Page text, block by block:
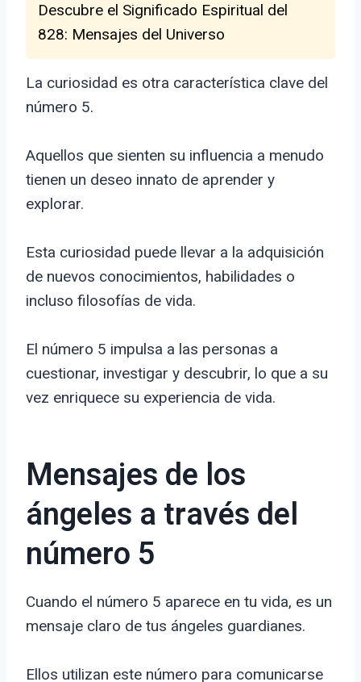
Descubre el Significado Espiritual del
828: Mensajes del Universo
La curiosidad es otra característica clave del
número 5.
Aquellos que sienten su influencia a menudo
tienen un deseo innato de aprender y
explorar.
Esta curiosidad puede llevar a la adquisición
de nuevos conocimientos, habilidades o
incluso filosofías de vida.
El número 5 impulsa a las personas a
cuestionar, investigar y descubrir, lo que a su
vez enriquece su experiencia de vida.
Mensajes de los
ángeles a través del
número 5
Cuando el número 5 aparece en tu vida, es un
mensaje claro de tus ángeles guardianes.
Ellos utilizan este número para comunicarse